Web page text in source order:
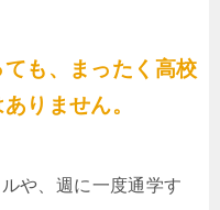
も、まったく高校
りません。
や、週に一度通学す